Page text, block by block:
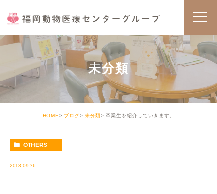
未分類
HOME ブログ 未分類 卒業生を紹介していきます。
OTHERS
2013.09.26